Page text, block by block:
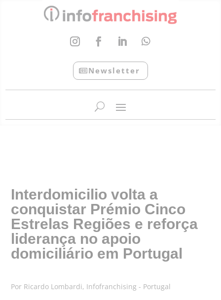
Newsletter
Interdomicilio volta a
conquistar Prémio Cinco
Estrelas Regiões e reforça
liderança no apoio
domiciliário em Portugal
Por Ricardo Lombardi, Infofranchising - Portugal